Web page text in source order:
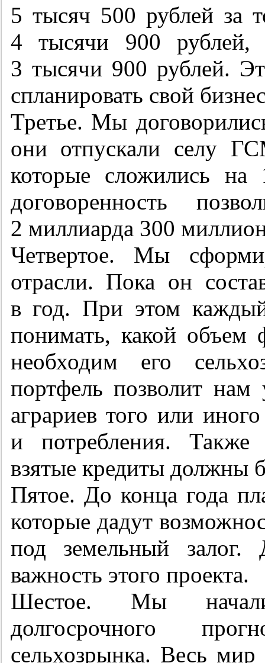
5 тысяч 500 рублей за
4 тысячи 900 рублей,
3 тысячи 900 рублей.
спланировать свой
Третье. Мы
они отпускали селу
которые сложились на
договоренность
2 миллиарда 300
Четвертое. Мы
отрасли. Пока он
в год. При этом
понимать, какой объем
необходим его
портфель позволит нам
аграриев того или
и потребления. Также
взятые кредиты должны
Пятое. До конца года
которые дадут
под земельный залог.
важность этого проекта.
Шестое. Мы начали
долгосрочного
сельхозрынка. Весь